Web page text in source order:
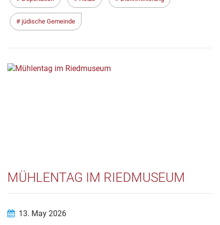
jüdische Gemeinde
MÜHLENTAG IM RIEDMUSEUM
13. May 2026